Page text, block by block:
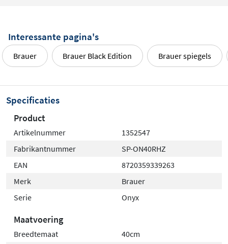
Interessante pagina's
Brauer Brauer Black Edition Brauer spiegels
Specificaties
Product
Artikelnummer
1352547
Fabrikantnummer
SP-ON40RHZ
EAN
8720359339263
Merk
Brauer
Serie
Onyx
Maatvoering
Breedtemaat
40cm